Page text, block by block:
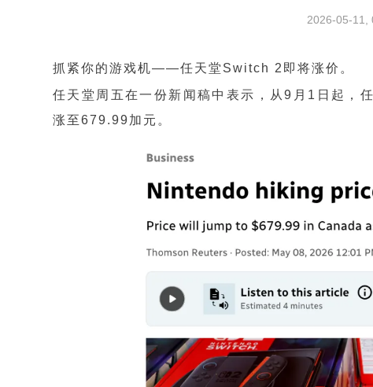
2026-05-
抓紧你的游戏机——任天堂Switch 2即将涨价。
任天堂周五在一份新闻稿中表示，从9月1日起，
涨至679.99加元。